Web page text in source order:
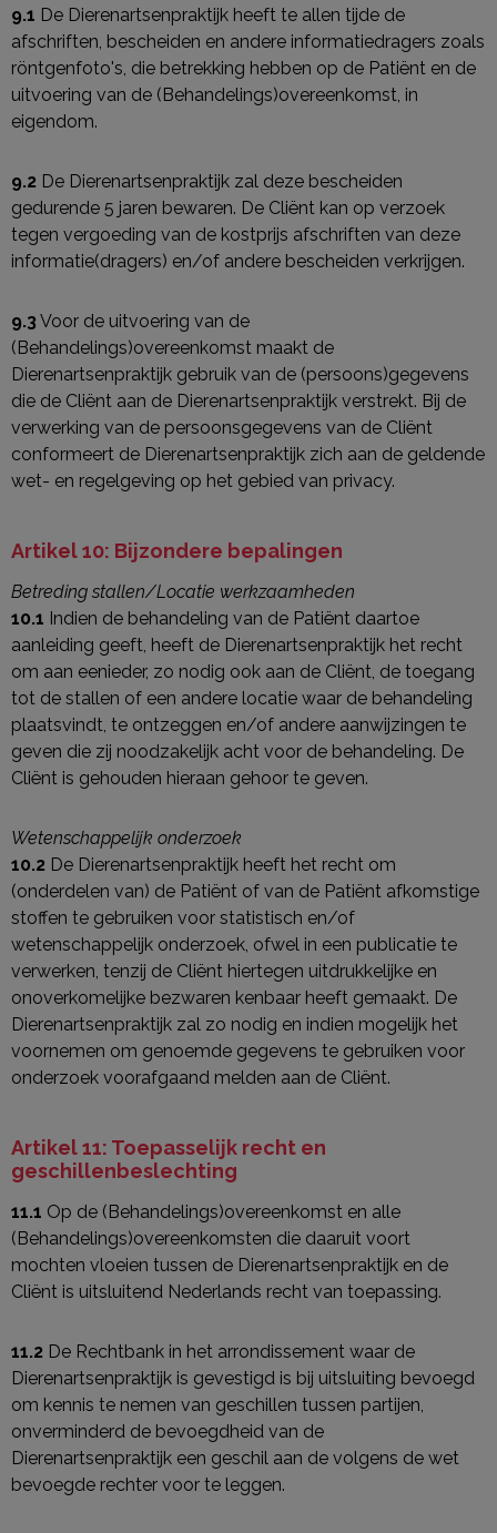
9.1 De Dierenartsenpraktijk heeft te allen tijde de
afschriften, bescheiden en andere informatiedragers zoals
röntgenfoto's, die betrekking hebben op de Patiënt en de
uitvoering van de (Behandelings)overeenkomst, in
eigendom.
9.2 De Dierenartsenpraktijk zal deze bescheiden
gedurende 5 jaren bewaren. De Cliënt kan op verzoek
tegen vergoeding van de kostprijs afschriften van deze
informatie(dragers) en/of andere bescheiden verkrijgen.
9.3 Voor de uitvoering van de
(Behandelings)overeenkomst maakt de
Dierenartsenpraktijk gebruik van de (persoons)gegevens
die de Cliënt aan de Dierenartsenpraktijk verstrekt. Bij de
verwerking van de persoonsgegevens van de Cliënt
conformeert de Dierenartsenpraktijk zich aan de geldende
wet- en regelgeving op het gebied van privacy.
Artikel 10: Bijzondere bepalingen
Betreding stallen/Locatie werkzaamheden
10.1 Indien de behandeling van de Patiënt daartoe
aanleiding geeft, heeft de Dierenartsenpraktijk het recht
om aan eenieder, zo nodig ook aan de Cliënt, de toegang
tot de stallen of een andere locatie waar de behandeling
plaatsvindt, te ontzeggen en/of andere aanwijzingen te
geven die zij noodzakelijk acht voor de behandeling. De
Cliënt is gehouden hieraan gehoor te geven.
Wetenschappelijk onderzoek
10.2 De Dierenartsenpraktijk heeft het recht om
(onderdelen van) de Patiënt of van de Patiënt afkomstige
stoffen te gebruiken voor statistisch en/of
wetenschappelijk onderzoek, ofwel in een publicatie te
verwerken, tenzij de Cliënt hiertegen uitdrukkelijke en
onoverkomelijke bezwaren kenbaar heeft gemaakt. De
Dierenartsenpraktijk zal zo nodig en indien mogelijk het
voornemen om genoemde gegevens te gebruiken voor
onderzoek voorafgaand melden aan de Cliënt.
Artikel 11: Toepasselijk recht en
geschillenbeslechting
11.1 Op de (Behandelings)overeenkomst en alle
(Behandelings)overeenkomsten die daaruit voort
mochten vloeien tussen de Dierenartsenpraktijk en de
Cliënt is uitsluitend Nederlands recht van toepassing.
11.2 De Rechtbank in het arrondissement waar de
Dierenartsenpraktijk is gevestigd is bij uitsluiting bevoegd
om kennis te nemen van geschillen tussen partijen,
onverminderd de bevoegdheid van de
Dierenartsenpraktijk een geschil aan de volgens de wet
bevoegde rechter voor te leggen.